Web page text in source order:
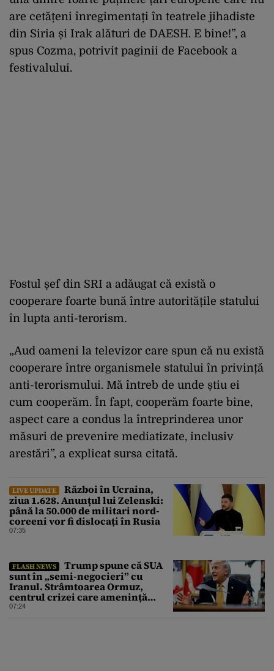
are cetățeni înregimentați în teatrele jihadiste
din Siria și Irak alături de DAESH. E bine!”, a
spus Cozma, potrivit paginii de Facebook a
festivalului.
Fostul șef din SRI a adăugat că există o
cooperare foarte bună între autoritățile statului
în lupta anti-terorism.
„Aud oameni la televizor care spun că nu există
cooperare între organismele statului în privință
anti-terorismului. Mă întreb de unde știu ei
cum cooperăm. În fapt, cooperăm foarte bine,
aspect care a condus la întreprinderea unor
măsuri de prevenire mediatizate, inclusiv
arestări”, a explicat sursa citată.
LIVE UPDATE
Război în Ucraina,
ziua 1.628. Anunțul lui Zelenski:
până la 50.000 de militari nord-
coreeni vor fi dislocați în Rusia
07:35
FLASH NEWS
Trump spune că SUA
sunt în „semi-negocieri” cu
Iranul. Strâmtoarea Ormuz,
centrul crizei care amenință
piața mondială a petrolului
07:24